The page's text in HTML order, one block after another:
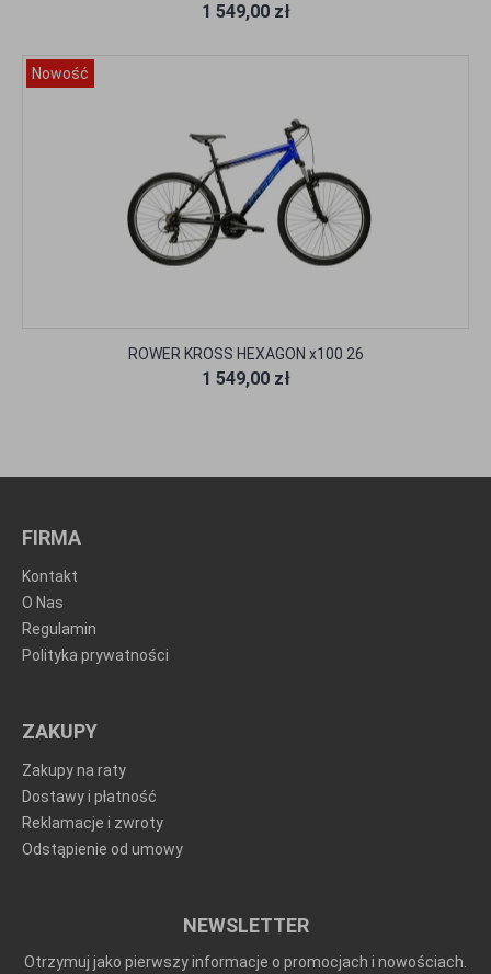
1 549,00 zł
Nowość
ROWER KROSS HEXAGON x100 26
1 549,00 zł
FIRMA
Kontakt
O Nas
Regulamin
Polityka prywatności
ZAKUPY
Zakupy na raty
Dostawy i płatność
Reklamacje i zwroty
Odstąpienie od umowy
NEWSLETTER
Otrzymuj jako pierwszy informacje o promocjach i nowościach.